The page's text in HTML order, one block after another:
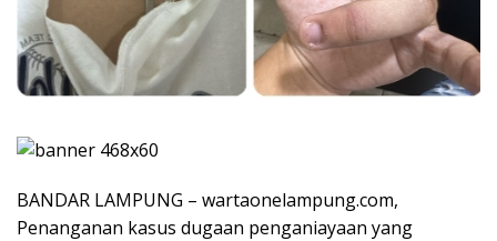
BANDAR LAMPUNG – wartaonelampung.com,
Penanganan kasus dugaan penganiayaan yang